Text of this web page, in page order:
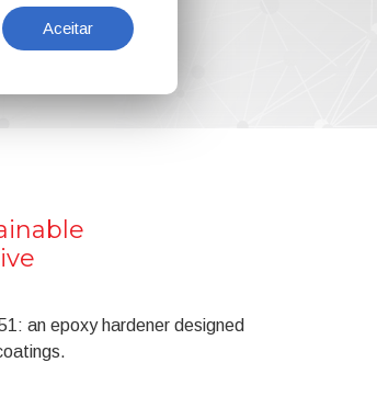
an epoxy hardener designed
Aceitar